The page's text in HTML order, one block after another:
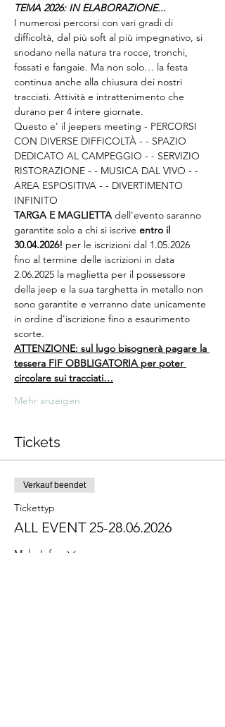
TEMA 2026: IN ELABORAZIONE...
I numerosi percorsi con vari gradi di
difficoltà, dal più soft al più impegnativo, si
snodano nella natura tra rocce, tronchi,
fossati e fangaie. Ma non solo… la festa
continua anche alla chiusura dei nostri
tracciati. Attività e intrattenimento che
durano per 4 intere giornate.
Questo e' il jeepers meeting - PERCORSI
CON DIVERSE DIFFICOLTÀ - - SPAZIO
DEDICATO AL CAMPEGGIO - - SERVIZIO
RISTORAZIONE - - MUSICA DAL VIVO - -
AREA ESPOSITIVA - - DIVERTIMENTO
INFINITO
TARGA E MAGLIETTA dell'evento saranno
garantite solo a chi si iscrive entro il
30.04.2026! per le iscrizioni dal 1.05.2026
fino al termine delle iscrizioni in data
2.06.2025 la maglietta per il possessore
della jeep e la sua targhetta in metallo non
sono garantite e verranno date unicamente
in ordine d'iscrizione fino a esaurimento
scorte.
ATTENZIONE: sul lugo bisognerà pagare la
tessera FIF OBBLIGATORIA per poter
circolare sui tracciati…
Mehr anzeigen
Tickets
Verkauf beendet
Tickettyp
ALL EVENT 25-28.06.2026
Mehr Infos